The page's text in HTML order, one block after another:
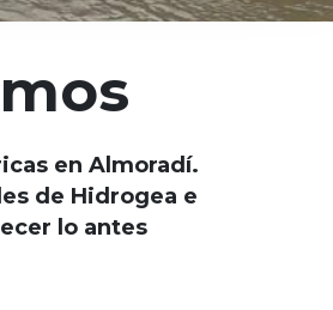
en Almoradí.
de Hidrogea e
lo antes